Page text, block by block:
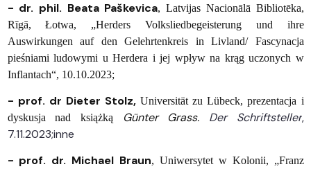
- dr. phil. Beata Paškevica, Latvijas Nacionālā Bibliotēka,
Rīgā, Łotwa, „Herders Volksliedbegeisterung und ihre
Auswirkungen auf den Gelehrtenkreis in Livland/ Fascynacja
pieśniami ludowymi u Herdera i jej wpływ na krąg uczonych w
Inflantach“, 10.10.2023;
- prof. dr Dieter Stolz,Universität zu Lübeck, prezentacja i
dyskusja nad książką
Günter Grass. Der Schriftsteller,
7.11.2023;inne
- prof. dr. Michael Braun, Uniwersytet w Kolonii, „Franz